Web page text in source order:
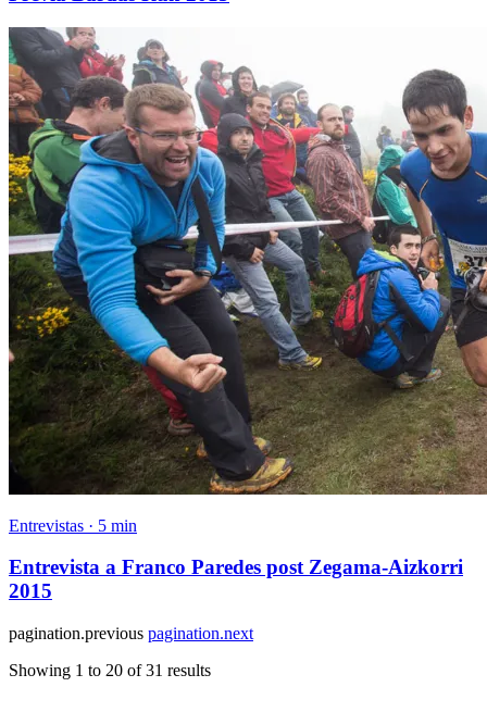
Entrevistas · 5 min
Entrevista a Franco Paredes post Zegama-Aizkorri
2015
pagination.previous pagination.next
Showing 1 to 20 of31 results